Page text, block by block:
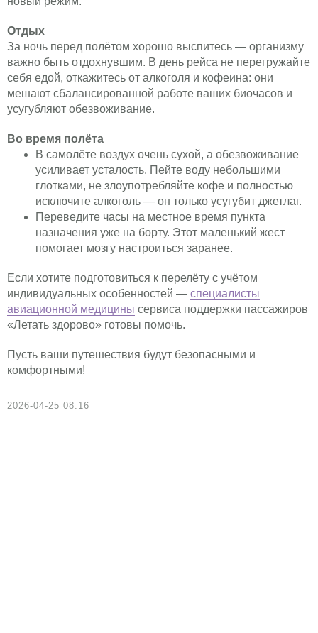
Отдых
За ночь перед полётом хорошо выспитесь — организму
важно быть отдохнувшим. В день рейса не перегружайте
себя едой, откажитесь от алкоголя и кофеина: они
мешают сбалансированной работе ваших биочасов и
усугубляют обезвоживание.
Во время полёта
В самолёте воздух очень сухой, а обезвоживание
усиливает усталость. Пейте воду небольшими
глотками, не злоупотребляйте кофе и полностью
исключите алкоголь — он только усугубит джетлаг.
Переведите часы на местное время пункта
назначения уже на борту. Этот маленький жест
помогает мозгу настроиться заранее.
Если хотите подготовиться к перелёту с учётом
индивидуальных особенностей — специалисты
авиационной медицины сервиса поддержки пассажиров
«Летать здорово» готовы помочь.
Пусть ваши путешествия будут безопасными и
комфортными!
2026-04-25 08:16